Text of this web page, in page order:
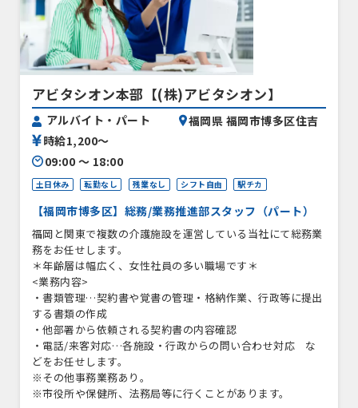
アビタシオン本部【(株)アビタシオン】
アルバイト・パート
時給1,200〜
09:00 〜 18:00
福岡県 福岡市博多区住吉
土日休み 転勤なし 残業なし シフト自由 駅チカ
【福岡市博多区】総務/業務推進部スタッフ（パート）
福岡と関東で複数の介護施設を運営している当社にて総務業
務をお任せします。
＊年齢層は幅広く、女性社員の多い職場です＊
<業務内容>
・書類管理…契約書や覚書の管理・格納作業、行政等に提出
する書類の作成
・他部署から依頼される契約書の内容確認
・電話/来客対応…各施設・行政からの問い合わせ対応 な
どをお任せします。
※その他事務業務あり。
※市役所や保健所、法務局等に行くことがあります。